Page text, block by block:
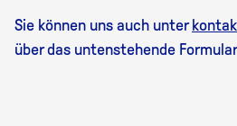
Sie können uns auch unter
über das untenstehende